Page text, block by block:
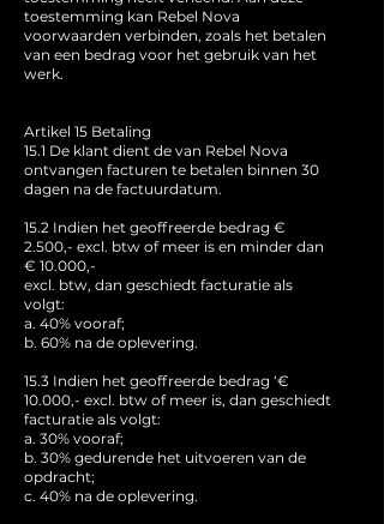
toestemming kan Rebel Nova
voorwaarden verbinden, zoals het betalen
van een bedrag voor het gebruik van het
werk.
Artikel 15 Betaling
15.1 De klant dient de van Rebel Nova
ontvangen facturen te betalen binnen 30
dagen na de factuurdatum.
15.2 Indien het geoffreerde bedrag €
2.500,- excl. btw of meer is en minder dan
€ 10.000,-
excl. btw, dan geschiedt facturatie als
volgt:
a. 40% vooraf;
b. 60% na de oplevering.
15.3 Indien het geoffreerde bedrag ‘€
10.000,- excl. btw of meer is, dan geschiedt
facturatie als volgt:
a. 30% vooraf;
b. 30% gedurende het uitvoeren van de
opdracht;
c. 40% na de oplevering.